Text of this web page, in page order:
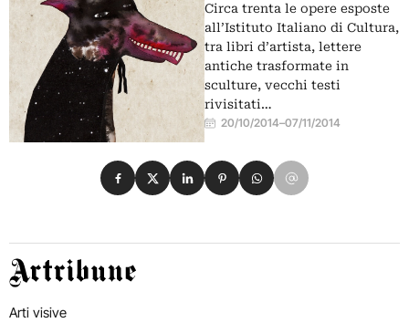
Circa trenta le opere esposte
all’Istituto Italiano di Cultura,
tra libri d’artista, lettere
antiche trasformate in
sculture, vecchi testi
rivisitati…
20/10/2014–07/11/2014
Condividi su Facebook
Condividi su X
Condividi su LinkedIn
Condividi su Pinterest
Condividi su WhatsApp
Condividi su Email
Artribune
Arti visive